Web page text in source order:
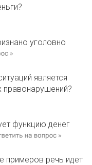
уголовно
является
правонарушений?
функцию денег
примеров речь идет